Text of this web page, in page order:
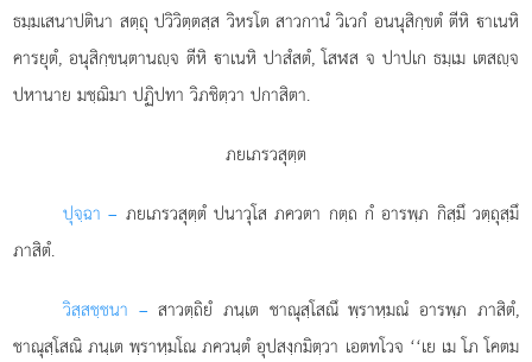
ธมฺมเสนาปตินา สตฺถุ ปวิวิตฺตสฺส วิหรโต สาวกานํ วิเวกํ อนนุสิกฺขตํ ตีหิ าเนหิ
คารยุตํ, อนุสิกฺขนฺตานฺจ ตีหิ าเนหิ ปาสํสตํ, โสฬส จ ปาปเก ธมฺเม เตสฺจ
ปหานาย มชฺฌิมา ปฏิปทา วิภชิตฺวา ปกาสิตา.
ภยเภรวสุตฺต
ปุจฺฉา – ภยเภรวสุตฺตํ ปนาวุโส ภควตา กตฺถ กํ อารพฺภ กิสฺมึ วตฺถุสฺมึ
ภาสิตํ.
วิสฺสชฺชนา – สาวตฺถิยํ ภนฺเต ชาณุสฺโสณึ พฺราหฺมณํ อารพฺภ ภาสิตํ,
ชาณุสฺโสณิ ภนฺเต พฺราหฺมโณ ภควนฺตํ อุปสงฺกมิตฺวา เอตทโวจ ‘‘เย เม โภ โคตม